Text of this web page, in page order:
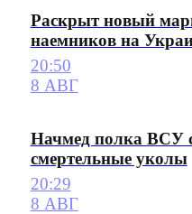
Раскрыт новый
наемников на
20:50
8 АВГ
Начмед полка ВСУ
смертельные уколы
20:29
8 АВГ